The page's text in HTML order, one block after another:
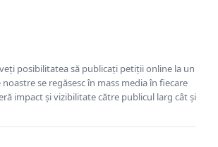
posibilitatea să publicați petiții online la un
se regăsesc în mass media în fiecare
impact și vizibilitate către publicul larg cât și